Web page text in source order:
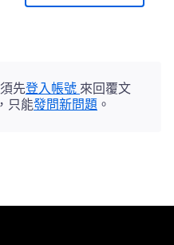
先登入帳號 來回覆文
只能發問新問題 。